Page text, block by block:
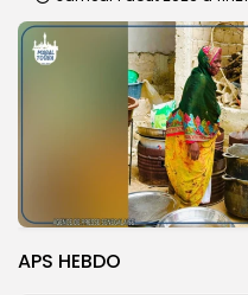
APS HEBDO